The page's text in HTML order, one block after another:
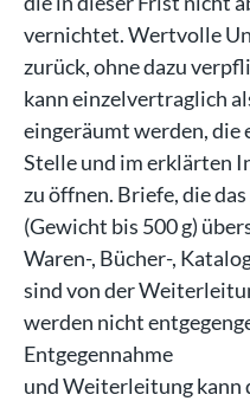
vernichtet. Wertvolle
zurück, ohne dazu
kann einzelvertraglich
eingeräumt werden, die
Stelle und im erklärten
zu öffnen. Briefe, die
(Gewicht bis 500 g)
Waren-, Bücher-,
sind von der
werden nicht
Entgegennahme
und Weiterleitung kann